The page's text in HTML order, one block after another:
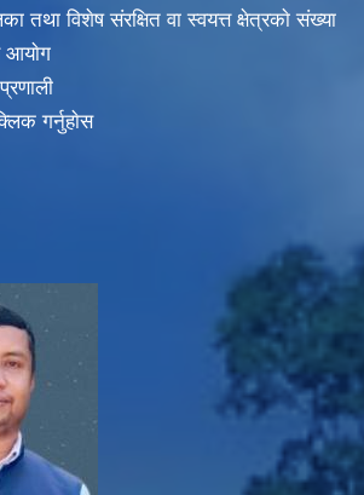
तथा विशेष संरक्षित वा स्वयत्त क्षेत्रकाे संख्या
आयाेग
गर्नुहाेस